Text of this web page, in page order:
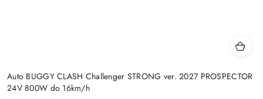
Auto BUGGY CLASH Challenger STRONG ver. 2027 PROSPECTOR
24V 800W do 16km/h